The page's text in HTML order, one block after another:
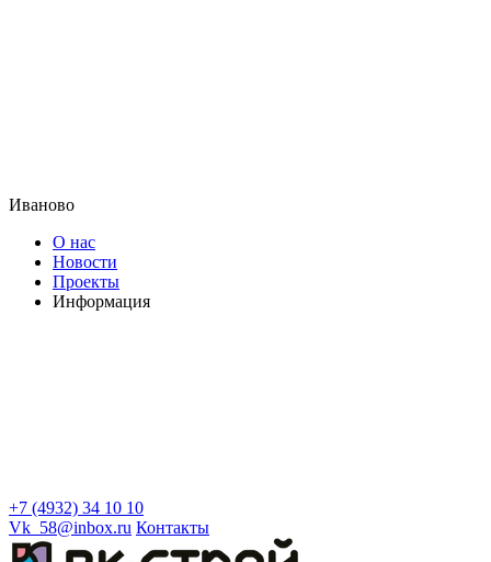
Иваново
О нас
Новости
Проекты
Информация
+7 (4932) 34 10 10
Vk_58@inbox.ru Контакты